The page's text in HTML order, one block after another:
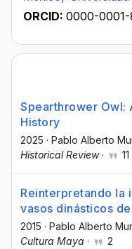
ORCID: 0000-0001-
Spearthrower Owl:
History
2025 · Pablo Alberto
Historical Review· 11
Reinterpretando la
vasos dinásticos
2015 · Pablo Alberto
Cultura Maya · 2